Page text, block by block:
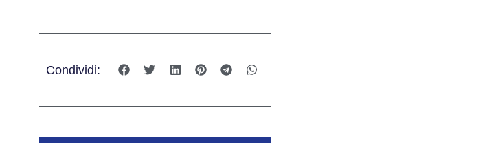
Condividi: